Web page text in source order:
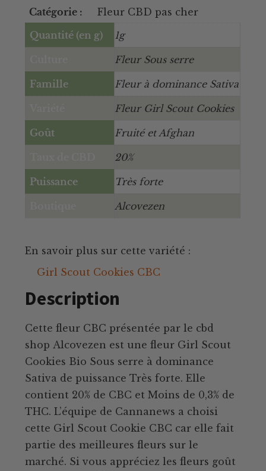
Catégorie :
Fleur CBD pas cher
Quantité (en g)
1g
Fleur Sous serre
Famille Fleur à dominance Sativa
Fleur Girl Scout Cookies
Goût Fruité et Afghan
20%
Puissance Très forte
Alcovezen
En savoir plus sur cette variété :
Girl Scout Cookies CBC
Description
Cette fleur CBC présentée par le cbd
shop Alcovezen est une fleur Girl Scout
Cookies Bio Sous serre à dominance
Sativa de puissance Très forte. Elle
contient 20% de CBC et Moins de 0,3% de
THC. L’équipe de Cannanews a choisi
cette Girl Scout Cookie CBC car elle fait
partie des meilleures fleurs sur le
marché. Si vous appréciez les fleurs goût